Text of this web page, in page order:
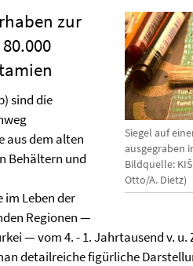
Siegel auf
ausgegraben
Bildquelle:
Otto/A. Dietz)
zur
sind die
aus dem alten
Behältern und
Leben der
Regionen —
— vom 4. - 1. Jahrtausend v. u.
detailreiche figürliche